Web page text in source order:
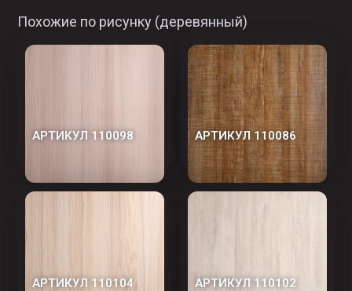
Похожие по рисунку (деревянный)
АРТИКУЛ 110098 АРТИКУЛ 110086
АРТИКУЛ 110104 АРТИКУЛ 110102